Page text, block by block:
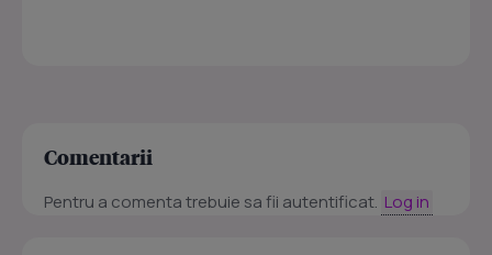
Comentarii
Pentru a comenta trebuie sa fii autentificat. Log in